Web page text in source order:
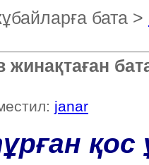
бата >
janar
қос